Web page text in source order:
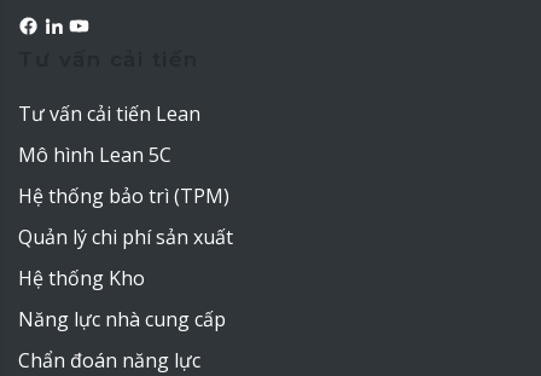
Tư vấn cải tiến Lean
Mô hình Lean 5C
Hệ thống bảo trì (TPM)
Quản lý chi phí sản xuất
Hệ thống Kho
Năng lực nhà cung cấp
Chẩn đoán năng lực